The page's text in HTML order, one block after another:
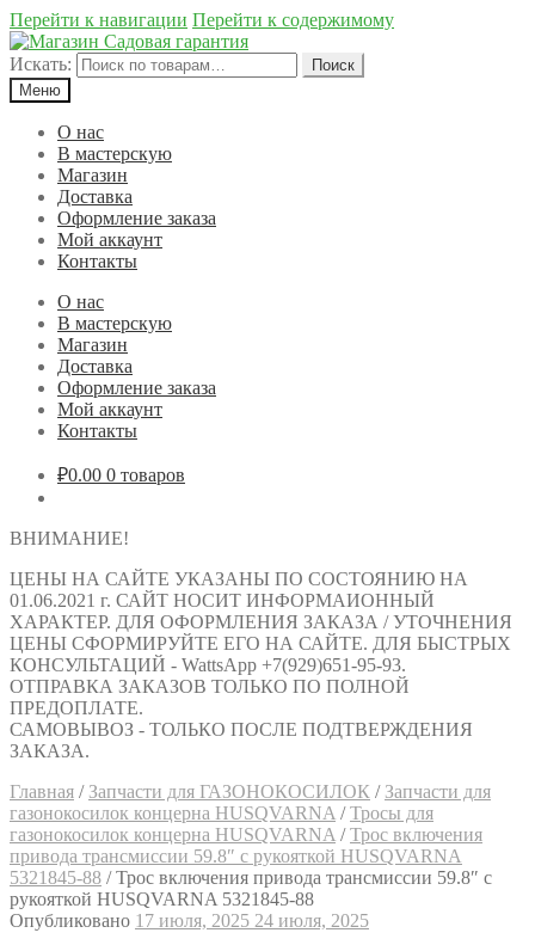
Перейти к навигации Перейти к содержимому
Искать:
Поиск
Меню
О нас
В мастерскую
Магазин
Доставка
Оформление заказа
Мой аккаунт
Контакты
О нас
В мастерскую
Магазин
Доставка
Оформление заказа
Мой аккаунт
Контакты
₽0.00 0 товаров
ВНИМАНИЕ!
ЦЕНЫ НА САЙТЕ УКАЗАНЫ ПО СОСТОЯНИЮ НА
01.06.2021 г. САЙТ НОСИТ ИНФОРМАИОННЫЙ
ХАРАКТЕР. ДЛЯ ОФОРМЛЕНИЯ ЗАКАЗА / УТОЧНЕНИЯ
ЦЕНЫ СФОРМИРУЙТЕ ЕГО НА САЙТЕ. ДЛЯ БЫСТРЫХ
КОНСУЛЬТАЦИЙ - WattsApp +7(929)651-95-93.
ОТПРАВКА ЗАКАЗОВ ТОЛЬКО ПО ПОЛНОЙ
ПРЕДОПЛАТЕ.
САМОВЫВОЗ - ТОЛЬКО ПОСЛЕ ПОДТВЕРЖДЕНИЯ
ЗАКАЗА.
Главная / Запчасти для ГАЗОНОКОСИЛОК / Запчасти для
газонокосилок концерна HUSQVARNA /Тросы для
газонокосилок концерна HUSQVARNA /Трос включения
привода трансмиссии 59.8″ с рукояткой HUSQVARNA
5321845-88 /Трос включения привода трансмиссии 59.8″ с
рукояткой HUSQVARNA 5321845-88
Опубликовано 17 июля, 2025 24 июля, 2025